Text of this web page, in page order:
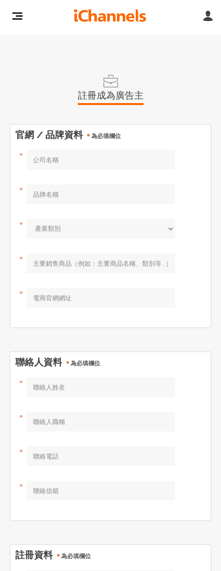
註冊成為廣告主
官網 / 品牌資料 ＊為必填欄位
＊
＊
＊
＊
＊
聯絡人資料 ＊為必填欄位
＊
＊
＊
＊
註冊資料 ＊為必填欄位